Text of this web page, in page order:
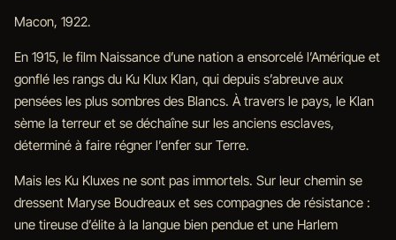
Macon, 1922.
En 1915, le film Naissance d’une nation a ensorcelé l’Amérique et
gonflé les rangs du Ku Klux Klan, qui depuis s’abreuve aux
pensées les plus sombres des Blancs. À travers le pays, le Klan
sème la terreur et se déchaîne sur les anciens esclaves,
déterminé à faire régner l’enfer sur Terre.
Mais les Ku Kluxes ne sont pas immortels. Sur leur chemin se
dressent Maryse Boudreaux et ses compagnes de résistance :
une tireuse d’élite à la langue bien pendue et une Harlem